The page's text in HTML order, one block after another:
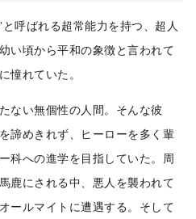
呼ばれる超常能力を持つ、超人
い頃から平和の象徴と言われて
に憧れていた。
ない無個性の人間。そんな彼
諦めきれず、ヒーローを多く輩
科への進学を目指していた。周
鹿にされる中、悪人を襲われて
ールマイトに遭遇する。そして